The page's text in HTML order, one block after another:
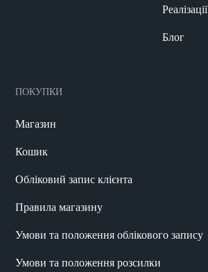
Реалізації
Блог
ПОКУПКИ
Магазин
Кошик
Обліковий запис клієнта
Правила магазину
Умови та положення облікового запису
Умови та положення розсилки